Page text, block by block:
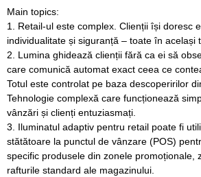
Main topics:
1. Retail-ul este complex. Clienții își doresc
individualitate și siguranță – toate în același
2. Lumina ghidează clienții fără ca ei să
care comunică automat exact ceea ce
Totul este controlat pe baza descoperirilor
Tehnologie complexă care funcționează
vânzări și clienți entuziasmați.
3. Iluminatul adaptiv pentru retail poate fi
stătătoare la punctul de vânzare (POS)
specific produsele din zonele promoționale,
rafturile standard ale magazinului.